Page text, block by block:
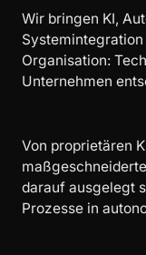
Wir bringen KI,
Organisation:
Unternehmen
Von proprietären
darauf ausgelegt
Prozesse in